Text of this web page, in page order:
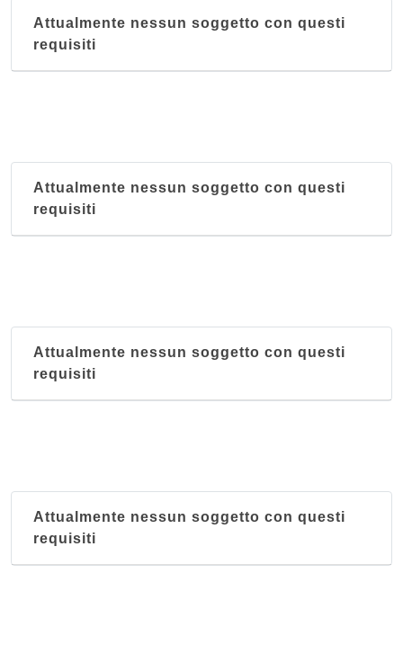
Attualmente nessun soggetto con questi
requisiti
Attualmente nessun soggetto con questi
requisiti
Attualmente nessun soggetto con questi
requisiti
Attualmente nessun soggetto con questi
requisiti